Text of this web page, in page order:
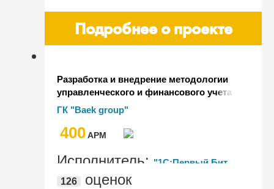
Подробнее о проекте
Разработка и внедрение методологии
управленческого и финансового учета
в холдинговой структуре на базе
1С:Бухгалтерии КОРП и БИТ.Финанс
Холдинг
ГК "Baek group"
400AРМ
Исполнитель: "1С:Первый Бит,
Хабаровск"
126 оценок